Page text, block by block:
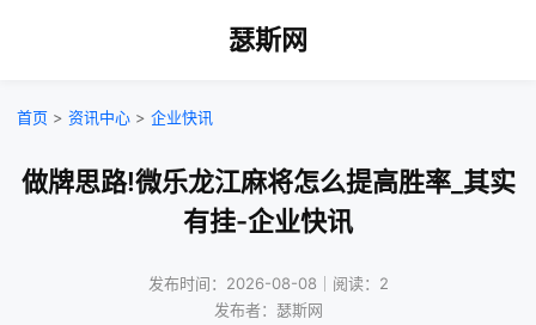
瑟斯网
首页 > 资讯中心 > 企业快讯
做牌思路!微乐龙江麻将怎么提高胜率_其实
有挂-企业快讯
发布时间：2026-08-08｜阅读：2
发布者：瑟斯网